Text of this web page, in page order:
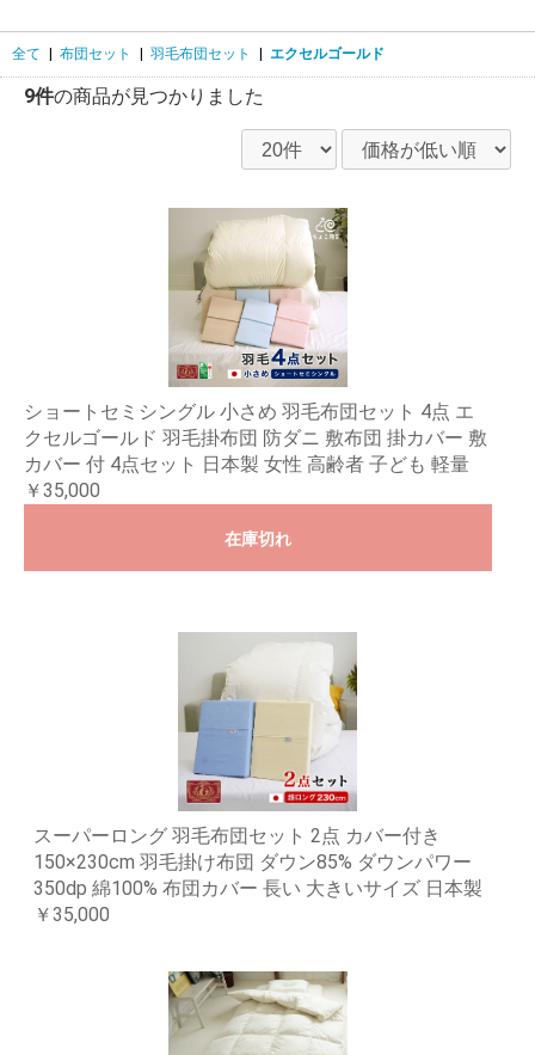
全て 布団セット 羽毛布団セット エクセルゴールド
9件の商品が見つかりました
ショートセミシングル 小さめ 羽毛布団セット 4点 エ
クセルゴールド 羽毛掛布団 防ダニ 敷布団 掛カバー 敷
カバー 付 4点セット 日本製 女性 高齢者 子ども 軽量
￥35,000
在庫切れ
スーパーロング 羽毛布団セット 2点 カバー付き
150×230cm 羽毛掛け布団 ダウン85% ダウンパワー
350dp 綿100% 布団カバー 長い 大きいサイズ 日本製
￥35,000